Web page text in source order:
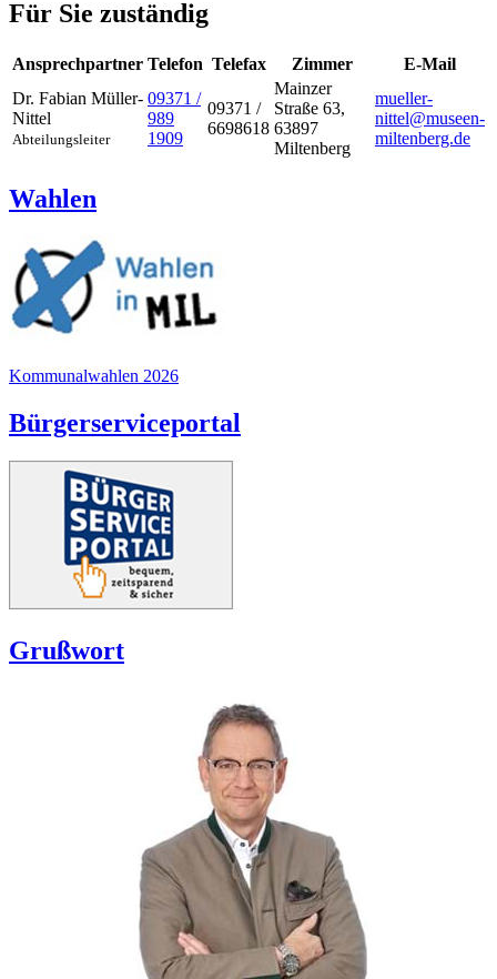
Für Sie zuständig
Ansprechpartner Telefon Telefax Zimmer
E-Mail
Dr. Fabian Müller-
Nittel
Abteilungsleiter
09371 /
989
1909
09371 /
6698618
Mainzer
Straße 63,
63897
Miltenberg
mueller-
nittel@museen-
miltenberg.de
Wahlen
Kommunalwahlen 2026
Bürgerserviceportal
Grußwort